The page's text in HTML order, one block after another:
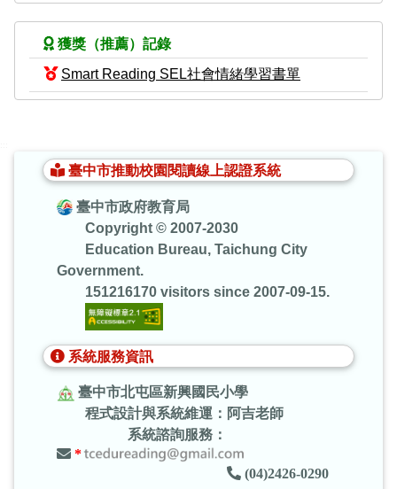
獲獎（推薦）記錄
Smart Reading SEL社會情緒學習書單
臺中市推動校園閱讀線上認證系統
臺中市政府教育局
Copyright © 2007-2030
Education Bureau, Taichung City
Government.
151216170 visitors since 2007-09-15.
系統服務資訊
臺中市北屯區新興國民小學
程式設計與系統維運：阿吉老師
系統諮詢服務：
*
(04)2426-0290